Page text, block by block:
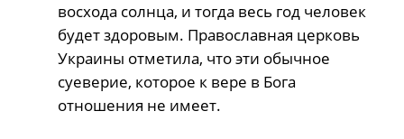
восхода солнца, и тогда весь год человек
будет здоровым. Православная церковь
Украины отметила, что эти обычное
суеверие, которое к вере в Бога
отношения не имеет.